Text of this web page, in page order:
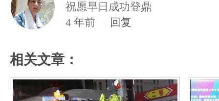
祝愿早日成功登鼎
4 年前 回复
相关文章：